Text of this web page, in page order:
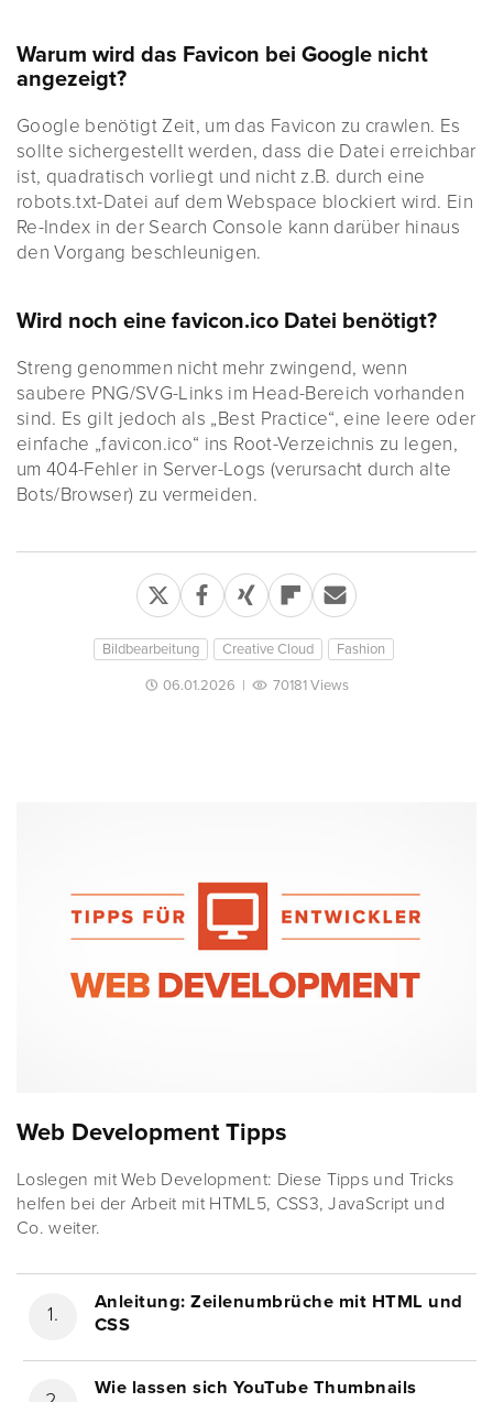
Warum wird das Favicon bei Google nicht
angezeigt?
Google benötigt Zeit, um das Favicon zu crawlen. Es
sollte sichergestellt werden, dass die Datei erreichbar
ist, quadratisch vorliegt und nicht z.B. durch eine
robots.txt-Datei auf dem Webspace blockiert wird. Ein
Re-Index in der Search Console kann darüber hinaus
den Vorgang beschleunigen.
Wird noch eine favicon.ico Datei benötigt?
Streng genommen nicht mehr zwingend, wenn
saubere PNG/SVG-Links im Head-Bereich vorhanden
sind. Es gilt jedoch als „Best Practice“, eine leere oder
einfache „favicon.ico“ ins Root-Verzeichnis zu legen,
um 404-Fehler in Server-Logs (verursacht durch alte
Bots/Browser) zu vermeiden.
Bildbearbeitung Creative Cloud Fashion
06.01.2026 | 70181 Views
Web Development Tipps
Loslegen mit Web Development: Diese Tipps und Tricks
helfen bei der Arbeit mit HTML5, CSS3, JavaScript und
Co. weiter.
Anleitung: Zeilenumbrüche mit HTML und
CSS
Wie lassen sich YouTube Thumbnails